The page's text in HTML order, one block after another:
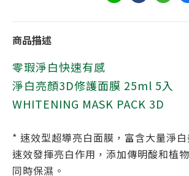
商品描述
零瑕淨白快速有感
淨白亮顏3D修護面膜 25ml 5入
WHITENING MASK PACK 3D
* 速效型超導亮白面膜，富含大量淨
速效發揮亮白作用，添加傳明酸和植
同時保濕。